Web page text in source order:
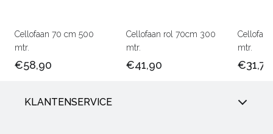
Cellofaan 70 cm 500
mtr.
€58,90
Cellofaan rol 70cm 300
mtr.
€41,90
mtr.
€31,75
KLANTENSERVICE